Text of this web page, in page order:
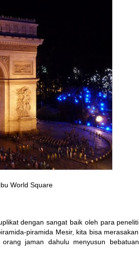
World Square
dengan sangat baik oleh para peneliti
piramida Mesir, kita bisa merasakan
jaman dahulu menyusun bebatuan